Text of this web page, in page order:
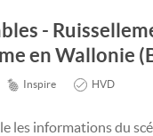
-
en Wallonie
Inspire HVD
les informations du